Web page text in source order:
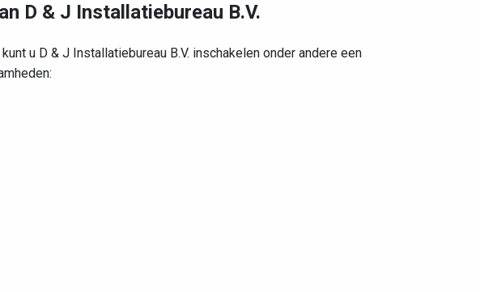
D & J Installatiebureau B.V.
u D & J Installatiebureau B.V. inschakelen onder andere een